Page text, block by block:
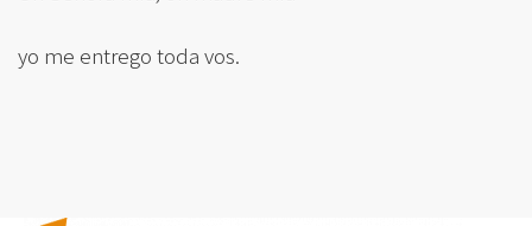
yo me entrego toda vos.